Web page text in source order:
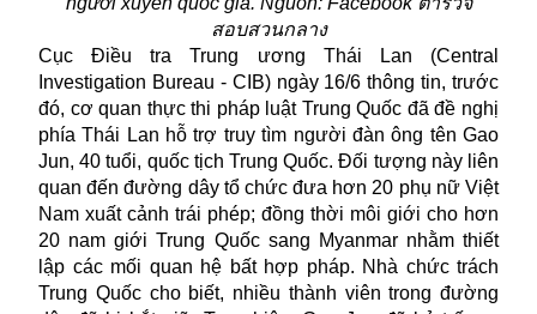
สอบสวนกลาง
Cục Điều tra Trung ương Thái Lan (Central
Investigation Bureau - CIB) ngày 16/6 thông tin, trước
đó, cơ quan thực thi pháp luật Trung Quốc đã đề nghị
phía Thái Lan hỗ trợ truy tìm người đàn ông tên Gao
Jun, 40 tuổi, quốc tịch Trung Quốc. Đối tượng này liên
quan đến đường dây tổ chức đưa hơn 20 phụ nữ Việt
Nam xuất cảnh trái phép; đồng thời môi giới cho hơn
20 nam giới Trung Quốc sang Myanmar nhằm thiết
lập các mối quan hệ bất hợp pháp. Nhà chức trách
Trung Quốc cho biết, nhiều thành viên trong đường